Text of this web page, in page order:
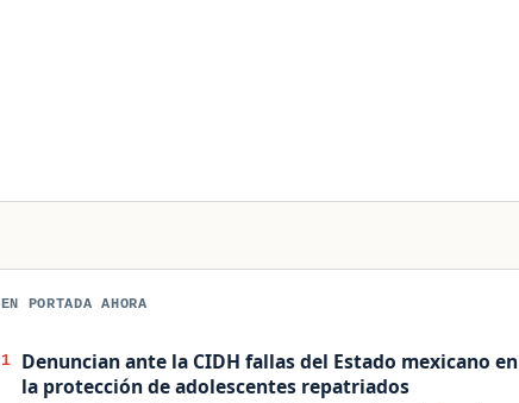
EN PORTADA AHORA
1
Denuncian ante la CIDH fallas del Estado mexicano en
la protección de adolescentes repatriados